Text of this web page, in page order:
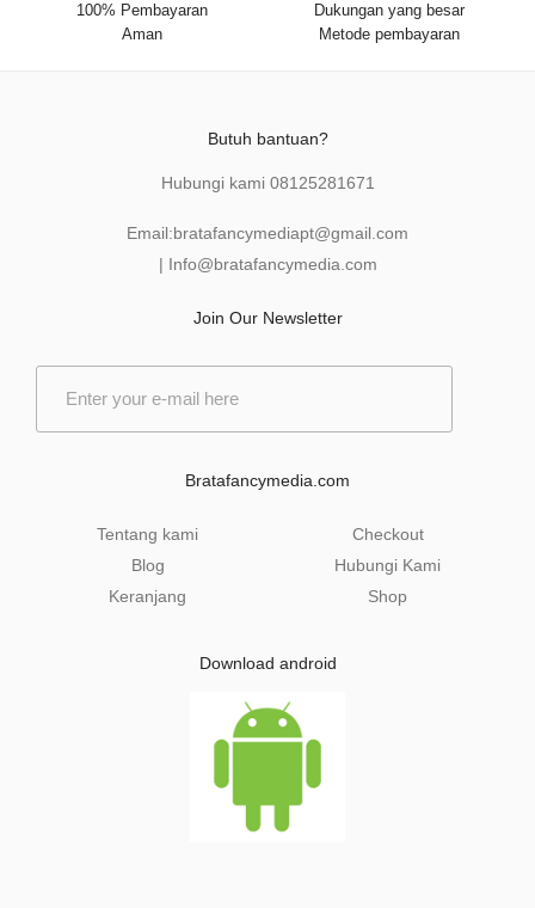
100% Pembayaran
Aman
Dukungan yang besar
Metode pembayaran
Butuh bantuan?
Hubungi kami 08125281671
Email:bratafancymediapt@gmail.com
| Info@bratafancymedia.com
Join Our Newsletter
Bratafancymedia.com
Tentang kami
Blog
Keranjang
Checkout
Hubungi Kami
Shop
Download android